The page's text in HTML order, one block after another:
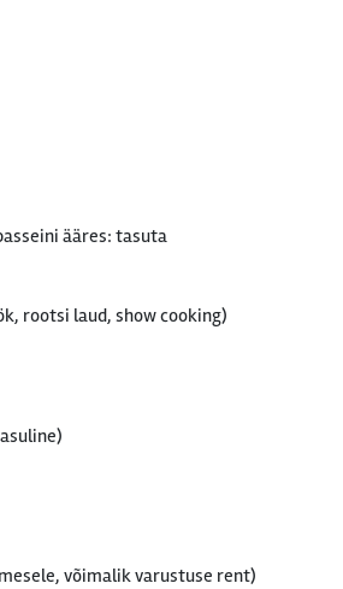
ääres: tasuta
rootsi laud, show cooking)
võimalik varustuse rent)